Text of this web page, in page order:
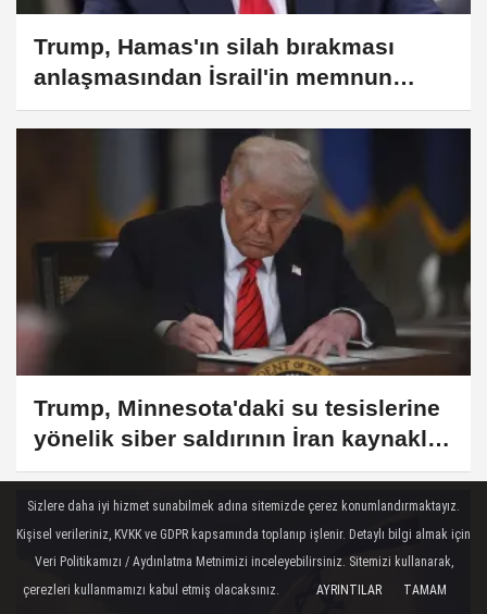
Trump, Hamas'ın silah bırakması
anlaşmasından İsrail'in memnun
olduğunu belirtti
Trump, Minnesota'daki su tesislerine
yönelik siber saldırının İran kaynaklı
olduğuna inanmadığını söyledi
Sizlere daha iyi hizmet sunabilmek adına sitemizde çerez konumlandırmaktayız.
Kişisel verileriniz, KVKK ve GDPR kapsamında toplanıp işlenir. Detaylı bilgi almak için
Veri Politikamızı / Aydınlatma Metnimizi inceleyebilirsiniz. Sitemizi kullanarak,
çerezleri kullanmamızı kabul etmiş olacaksınız.
AYRINTILAR TAMAM